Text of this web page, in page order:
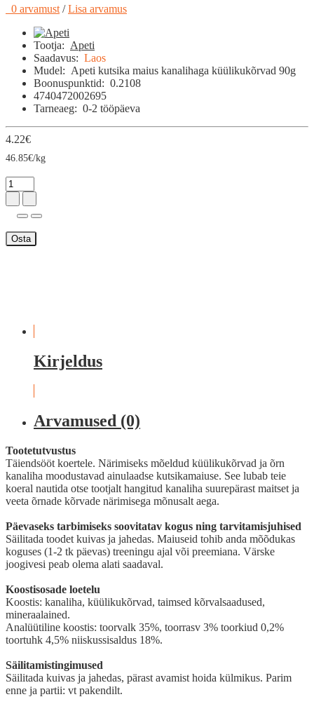
0 arvamust / Lisa arvamus
Tootja: Apeti
Saadavus: Laos
Mudel: Apeti kutsika maius kanalihaga küülikukõrvad 90g
Boonuspunktid: 0.2108
4740472002695
Tarneaeg: 0-2 tööpäeva
4.22€
46.85€/kg
Osta
Kirjeldus
Arvamused (0)
Tootetutvustus
Täiendsööt koertele. Närimiseks mõeldud küülikukõrvad ja õrn
kanaliha moodustavad ainulaadse kutsikamaiuse. See lubab teie
koeral nautida otse tootjalt hangitud kanaliha suurepärast maitset ja
veeta õrnade kõrvade närimisega mõnusalt aega.
Päevaseks tarbimiseks soovitatav kogus ning tarvitamisjuhised
Säilitada toodet kuivas ja jahedas. Maiuseid tohib anda mõõdukas
koguses (1-2 tk päevas) treeningu ajal või preemiana. Värske
joogivesi peab olema alati saadaval.
Koostisosade loetelu
Koostis: kanaliha, küülikukõrvad, taimsed kõrvalsaadused,
mineraalained.
Analüütiline koostis: toorvalk 35%, toorrasv 3% toorkiud 0,2%
toortuhk 4,5% niiskussisaldus 18%.
Säilitamistingimused
Säilitada kuivas ja jahedas, pärast avamist hoida külmikus. Parim
enne ja partii: vt pakendilt.